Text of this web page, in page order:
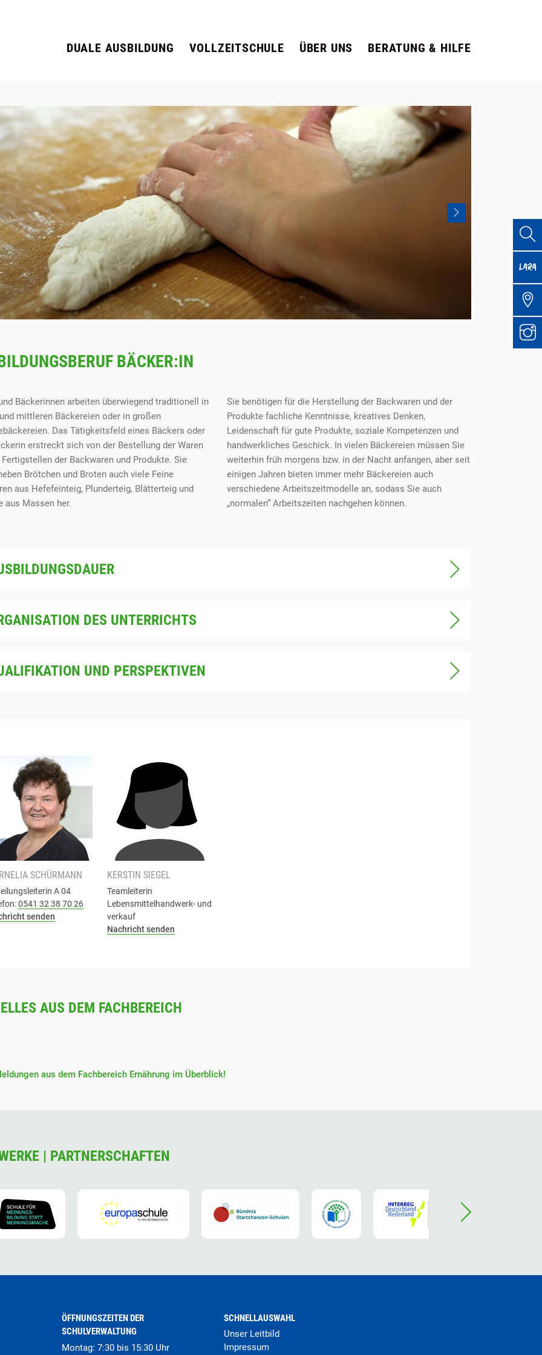
DUALE AUSBILDUNG VOLLZEITSCHULE ÜBER UNS BERATUNG & HILFE
BÄCKER:IN
Bäckerinnen arbeiten überwiegend traditionell in
mittleren Bäckereien oder in großen
Das Tätigkeitsfeld eines Bäckers oder
erstreckt sich von der Bestellung der Waren
der Backwaren und Produkte. Sie
Brötchen und Broten auch viele Feine
aus Hefefeinteig, Plunderteig, Blätterteig und
aus Massen her.
Sie benötigen für die Herstellung der Backwaren und der
Produkte fachliche Kenntnisse, kreatives Denken,
Leidenschaft für gute Produkte, soziale Kompetenzen und
handwerkliches Geschick. In vielen Bäckereien müssen Sie
weiterhin früh morgens bzw. in der Nacht anfangen, aber seit
einigen Jahren bieten immer mehr Bäckereien auch
verschiedene Arbeitszeitmodelle an, sodass Sie auch
„normalen“ Arbeitszeiten nachgehen können.
DES UNTERRICHTS
UND PERSPEKTIVEN
SCHÜRMANN
A 04
0541 32 38 70 26
senden
KERSTIN SIEGEL
Teamleiterin
Lebensmittelhandwerk- und
verkauf
Nachricht senden
AUS DEM FACHBEREICH
aus dem Fachbereich Ernährung im Überblick!
| PARTNERSCHAFTEN
ÖFFNUNGSZEITEN DER
SCHULVERWALTUNG
Montag: 7:30 bis 15:30 Uhr
SCHNELLAUSWAHL
Unser Leitbild
Impressum